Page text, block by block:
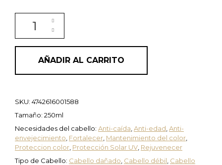
Champú renovador con queratina Miracle Renew
AÑADIR AL CARRITO
SKU: 4742616001588
Tamaño: 250ml
Necesidades del cabello: Anti-caída Anti-edad Anti-
envejecimiento Fortalecer Mantenimiento del color
Proteccion color Protección Solar UV Rejuvenecer
Tipo de Cabello: Cabello dañado Cabello débil Cabello